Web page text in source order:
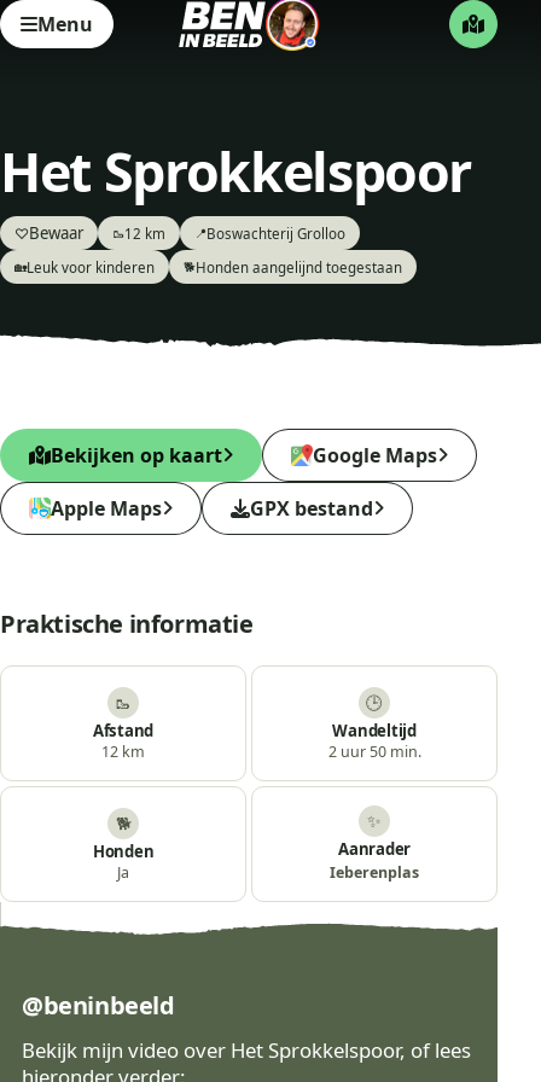
Menu
Het Sprokkelspoor
♡Bewaar 🥾12 km 📍Boswachterij Grolloo
🏡Leuk voor kinderen 🐕Honden aangelijnd toegestaan
Bekijken op kaart
Google Maps
Apple Maps
GPX bestand
Praktische informatie
🥾
Afstand
12 km
🕒
Wandeltijd
2 uur 50 min.
🐕
Honden
Ja
✨
Aanrader
Ieberenplas
@beninbeeld
Bekijk mijn video over Het Sprokkelspoor, of lees